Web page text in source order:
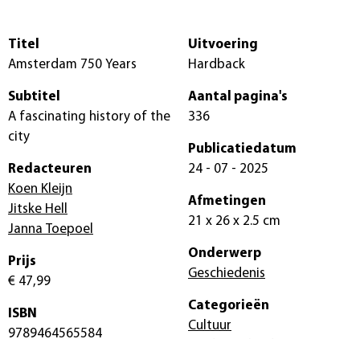
Titel
Amsterdam 750 Years
Subtitel
A fascinating history of the
city
Redacteuren
Koen Kleijn
Jitske Hell
Janna Toepoel
Prijs
€ 47,99
ISBN
9789464565584
Uitvoering
Hardback
Aantal pagina's
336
Publicatiedatum
24 - 07 - 2025
Afmetingen
21 x 26 x 2.5 cm
Onderwerp
Geschiedenis
Categorieën
Cultuur